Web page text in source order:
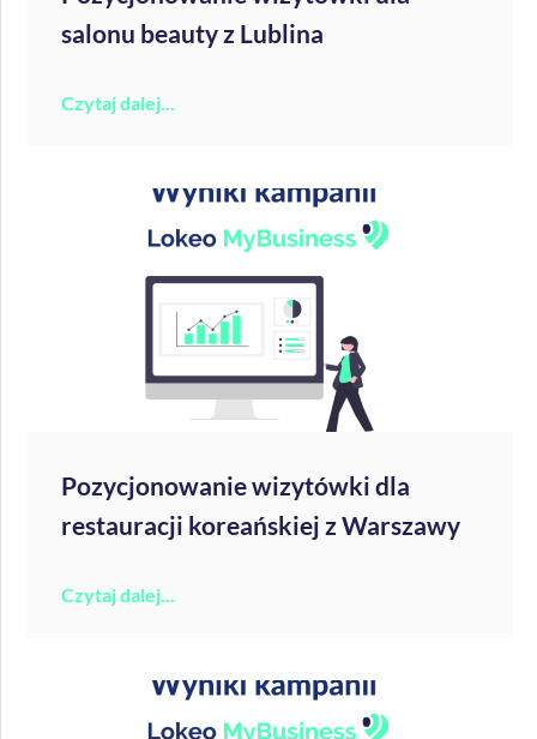
salonu beauty z Lublina
Czytaj dalej...
Pozycjonowanie wizytówki dla
restauracji koreańskiej z Warszawy
Czytaj dalej...